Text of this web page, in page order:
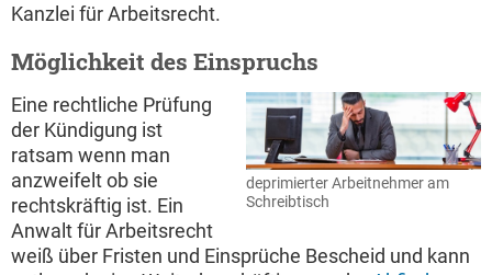
Kanzlei für Arbeitsrecht.
Möglichkeit des Einspruchs
deprimierter Arbeitnehmer am
Schreibtisch
Eine rechtliche Prüfung
der Kündigung ist
ratsam wenn man
anzweifelt ob sie
rechtskräftig ist. Ein
Anwalt für Arbeitsrecht
weiß über Fristen und Einsprüche Bescheid und kann